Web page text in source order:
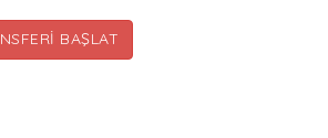
BAŞLAT